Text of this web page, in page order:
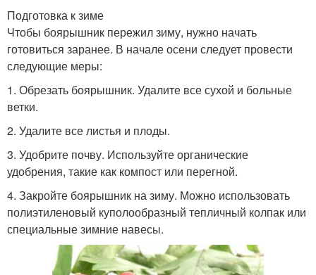
Подготовка к зиме
Чтобы боярышник пережил зиму, нужно начать
готовиться заранее. В начале осени следует провести
следующие меры:
1. Обрезать боярышник. Удалите все сухой и больные
ветки.
2. Удалите все листья и плоды.
3. Удобрите почву. Используйте органические
удобрения, такие как компост или перегной.
4. Закройте боярышник на зиму. Можно использовать
полиэтиленовый куполообразный тепличный колпак или
специальные зимние навесы.